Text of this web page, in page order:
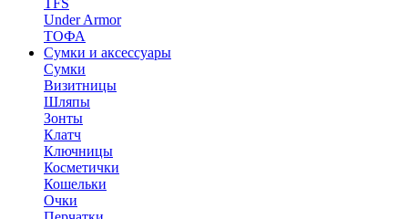
TFS
Under Armor
ТОФА
Сумки и аксессуары
Сумки
Визитницы
Шляпы
Зонты
Клатч
Ключницы
Косметички
Кошельки
Очки